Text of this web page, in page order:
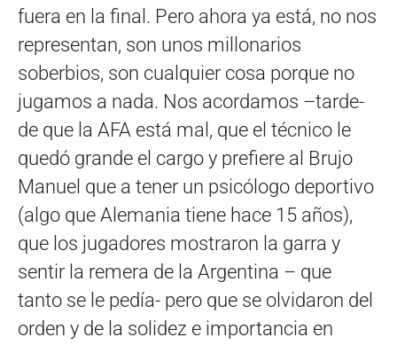
fuera en la final. Pero ahora ya está, no nos
representan, son unos millonarios
soberbios, son cualquier cosa porque no
jugamos a nada. Nos acordamos –tarde-
de que la AFA está mal, que el técnico le
quedó grande el cargo y prefiere al Brujo
Manuel que a tener un psicólogo deportivo
(algo que Alemania tiene hace 15 años),
que los jugadores mostraron la garra y
sentir la remera de la Argentina – que
tanto se le pedía- pero que se olvidaron del
orden y de la solidez e importancia en